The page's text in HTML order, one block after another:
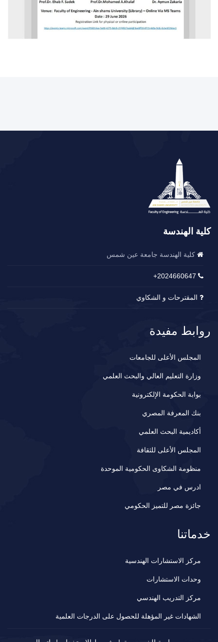
كلية الهندسة
كلية الهندسة جامعة عين شمس
2024660647+
المقترحات و الشكاوي
روابط مفيدة
المجلس الأعلى للجامعات
وزارة التعليم العالي والبحث العلمي
بوابة الحكومة الإلكترونية
بنك المعرفة المصري
أكاديمية البحث العلمي
المجلس الأعلى للثقافة
منظومة الشكاوى الحكومية الموحدة
ادرس في مصر
جائزة مصر للتميز الحكومي
خدماتنا
مركز الاستشارات الهندسية
وحدات الاستشارات
مركز التدريب الهندسي
الشهادات غير المؤهلة للحصول على الدرجات العلمية